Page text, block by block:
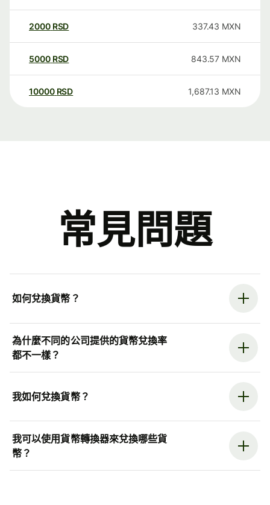
2000 RSD 337.43 MXN
5000 RSD 843.57 MXN
10000 RSD 1,687.13 MXN
常見問題
如何兌換貨幣？
為什麼不同的公司提供的貨幣兌換率
都不一樣？
我如何兌換貨幣？
我可以使用貨幣轉換器來兌換哪些貨
幣？